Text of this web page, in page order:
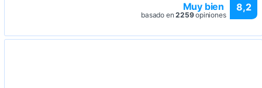
8,2
Muy bien
basado en2259opiniones